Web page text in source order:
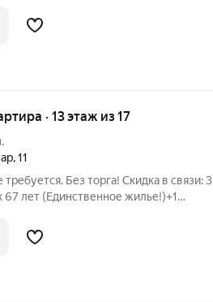
Продается 3комнатная
· 13 этаж из 17
,11
Без торга! Скидка в связи: 3
67 лет (Единственное жилье!)+1
имеются решения суда о нечинении